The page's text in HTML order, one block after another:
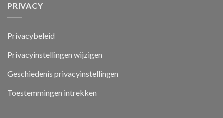
PRIVACY
Privacybeleid
Privacyinstellingen wijzigen
Geschiedenis privacyinstellingen
Toestemmingen intrekken